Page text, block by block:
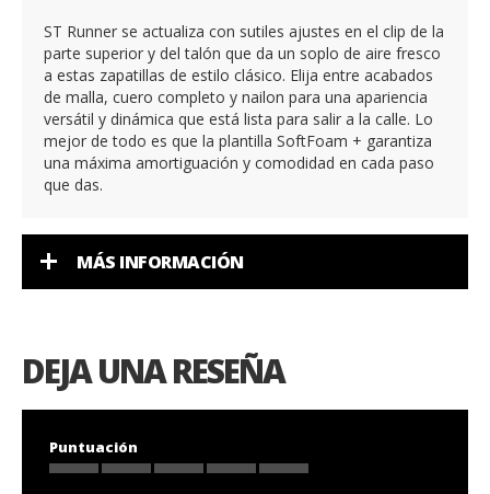
ST Runner se actualiza con sutiles ajustes en el clip de la
parte superior y del talón que da un soplo de aire fresco
a estas zapatillas de estilo clásico. Elija entre acabados
de malla, cuero completo y nailon para una apariencia
versátil y dinámica que está lista para salir a la calle. Lo
mejor de todo es que la plantilla SoftFoam + garantiza
una máxima amortiguación y comodidad en cada paso
que das.
MÁS INFORMACIÓN
DEJA UNA RESEÑA
Puntuación